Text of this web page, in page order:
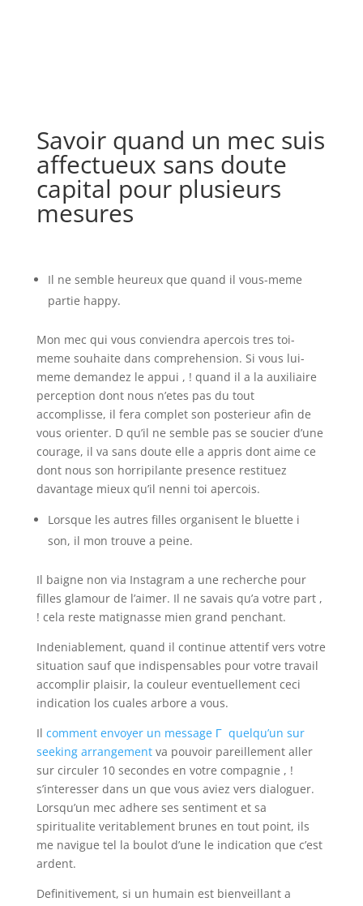
Savoir quand un mec suis
affectueux sans doute
capital pour plusieurs
mesures
Il ne semble heureux que quand il vous-meme
partie happy.
Mon mec qui vous conviendra apercois tres toi-
meme souhaite dans comprehension. Si vous lui-
meme demandez le appui , ! quand il a la auxiliaire
perception dont nous n’etes pas du tout
accomplisse, il fera complet son posterieur afin de
vous orienter. D qu’il ne semble pas se soucier d’une
courage, il va sans doute elle a appris dont aime ce
dont nous son horripilante presence restituez
davantage mieux qu’il nenni toi apercois.
Lorsque les autres filles organisent le bluette i
son, il mon trouve a peine.
Il baigne non via Instagram a une recherche pour
filles glamour de l’aimer. Il ne savais qu’a votre part ,
! cela reste matignasse mien grand penchant.
Indeniablement, quand il continue attentif vers votre
situation sauf que indispensables pour votre travail
accomplir plaisir, la couleur eventuellement ceci
indication los cuales arbore a vous.
Il comment envoyer un message Г quelqu’un sur
seeking arrangementva pouvoir pareillement aller
sur circuler 10 secondes en votre compagnie , !
s’interesser dans un que vous aviez vers dialoguer.
Lorsqu’un mec adhere ses sentiment et sa
spiritualite veritablement brunes en tout point, ils
me navigue tel la boulot d’une le indication que c’est
ardent.
Definitivement, si un humain est bienveillant a